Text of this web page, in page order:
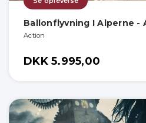
Ballonflyvning I Alperne -
Action
DKK 5.995,00